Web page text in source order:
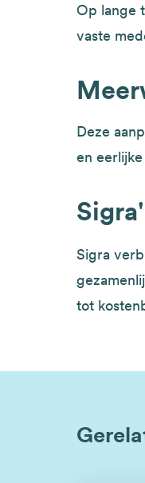
Op lange
vaste
Deze
en
Sigra
tot